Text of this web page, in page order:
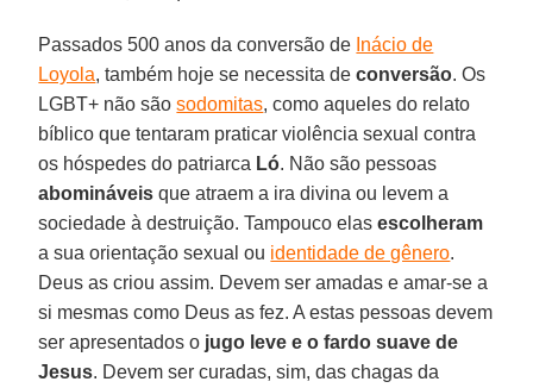
Passados 500 anos da conversão de Inácio de
Loyola, também hoje se necessita deconversão. Os
LGBT+ não sãosodomitas, como aqueles do relato
bíblico que tentaram praticar violência sexual contra
os hóspedes do patriarca Ló. Não são pessoas
abomináveis que atraem a ira divina ou levem a
sociedade à destruição. Tampouco elasescolheram
a sua orientação sexual ou identidade de gênero.
Deus as criou assim. Devem ser amadas e amar-se a
si mesmas como Deus as fez. A estas pessoas devem
ser apresentados o jugo leve e o fardo suave de
Jesus. Devem ser curadas, sim, das chagas da